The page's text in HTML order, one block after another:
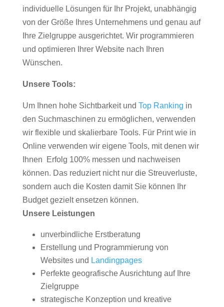
individuelle Lösungen für Ihr Projekt, unabhängig
von der Größe Ihres Unternehmens und genau auf
Ihre Zielgruppe ausgerichtet. Wir programmieren
und optimieren Ihrer Website nach Ihren
Wünschen.
Unsere Tools:
Um Ihnen hohe Sichtbarkeit und Top Ranking in
den Suchmaschinen zu ermöglichen, verwenden
wir flexible und skalierbare Tools. Für Print wie in
Online verwenden wir eigene Tools, mit denen wir
Ihnen Erfolg 100% messen und nachweisen
können. Das reduziert nicht nur die Streuverluste,
sondern auch die Kosten damit Sie können Ihr
Budget gezielt ensetzen können.
Unsere Leistungen
unverbindliche Erstberatung
Erstellung und Programmierung von
Websites und Landingpages
Perfekte geografische Ausrichtung auf Ihre
Zielgruppe
strategische Konzeption und kreative